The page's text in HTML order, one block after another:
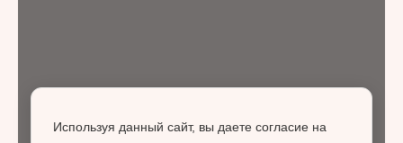
Используя данный сайт, вы даете согласие на